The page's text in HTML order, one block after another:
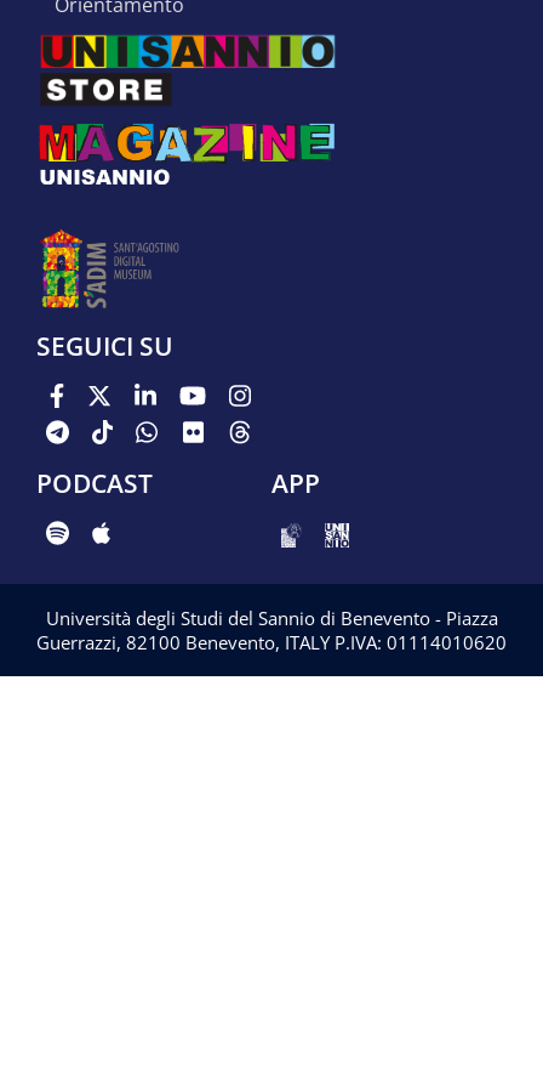
SEGUICI SU
PODCAST APP
Università degli Studi del Sannio di Benevento - Piazza
Guerrazzi, 82100 Benevento, ITALY P.IVA: 01114010620